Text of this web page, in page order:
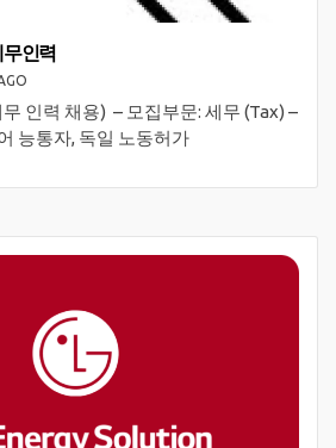
무인력
인력 채용) – 모집부문: 세무 (Tax) –
능통자, 독일 노동허가